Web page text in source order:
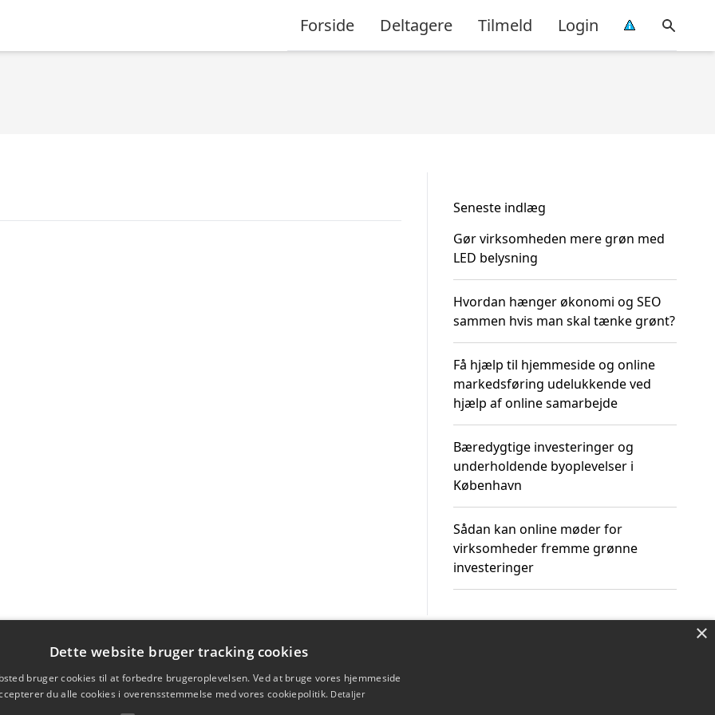
Forside Deltagere Tilmeld Login
Seneste indlæg
Gør virksomheden mere grøn med
LED belysning
Hvordan hænger økonomi og SEO
sammen hvis man skal tænke grønt?
Få hjælp til hjemmeside og online
markedsføring udelukkende ved
hjælp af online samarbejde
Bæredygtige investeringer og
underholdende byoplevelser i
København
Sådan kan online møder for
virksomheder fremme grønne
investeringer
×
Dette website bruger tracking cookies
bruger cookies til at forbedre brugeroplevelsen. Ved at bruge vores hjemmeside
du alle cookies i overensstemmelse med vores cookiepolitik. Detaljer